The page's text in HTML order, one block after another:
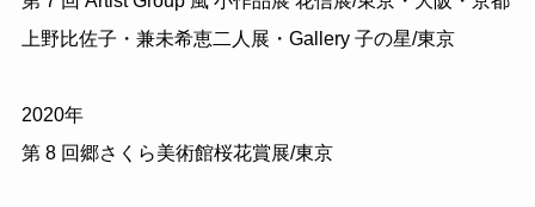
上野比佐子・兼未希恵二人展・Gallery 子の星/東京
2020年
第 8 回郷さくら美術館桜花賞展/東京